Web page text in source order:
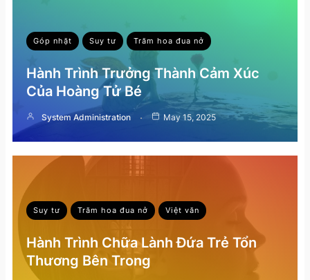
Góp nhặt Suy tư Trăm hoa đua nở
Hành Trình Trưởng Thành Cảm Xúc
Của Hoàng Tử Bé
System Administration May 15, 2025
Suy tư Trăm hoa đua nở Việt văn
Hành Trình Chữa Lành Đứa Trẻ Tổn
Thương Bên Trong